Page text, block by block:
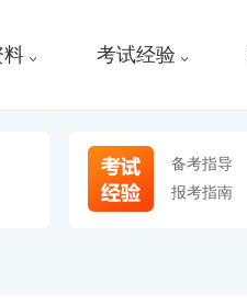
料 考试经验
备考指导
报考指南